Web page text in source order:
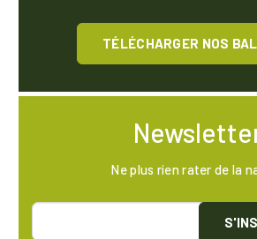
TÉLÉCHARGER NOS
Ne plus rien rater de la